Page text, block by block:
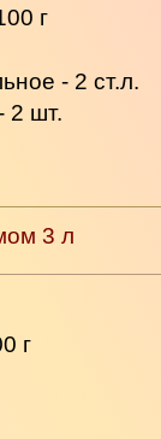
г
- 2 ст.л.
2 шт.
3 л
г